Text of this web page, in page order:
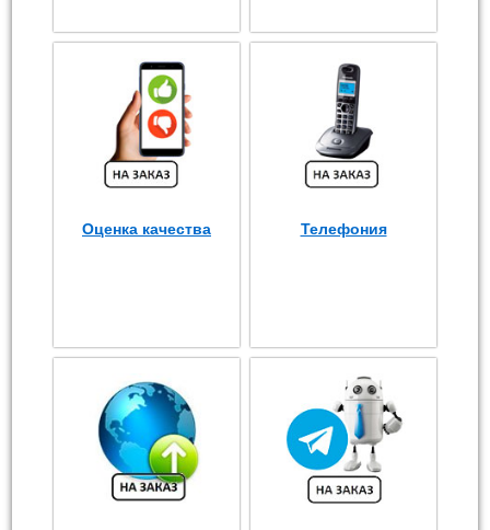
Оценка качества Телефония